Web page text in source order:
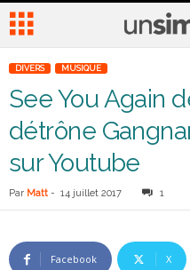
DIVERS MUSIQUE
See You Again
détrône
sur Youtube
Par Matt - 14 juillet 2017 1
Facebook X